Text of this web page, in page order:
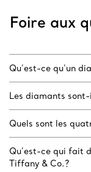
Foire aux
Qu’est-ce qu’un
Les diamants
Quels sont les
Qu’est-ce qui fait
Tiffany & Co.?